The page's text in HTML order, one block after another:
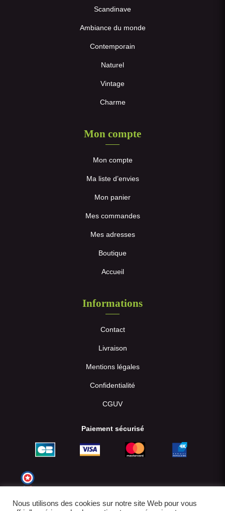
Scandinave
Ambiance du monde
Contemporain
Naturel
Vintage
Charme
Mon compte
Mon compte
Ma liste d’envies
Mon panier
Mes commandes
Mes adresses
Boutique
Accueil
Informations
Contact
Livraison
Mentions légales
Confidentialité
CGUV
Paiement sécurisé
Nous utilisons des cookies sur notre site Web pour vous